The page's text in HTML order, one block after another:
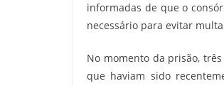
informadas de que o
necessário para evitar
No momento da prisão,
que haviam sido